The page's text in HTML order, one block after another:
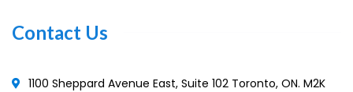
Contact Us
1100 Sheppard Avenue East, Suite 102 Toronto, ON. M2K